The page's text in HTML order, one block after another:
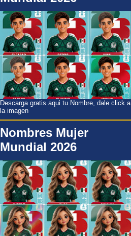
Descarga gratis aqui tu Nombre, dale click a
la imagen
Nombres Mujer
Mundial 2026